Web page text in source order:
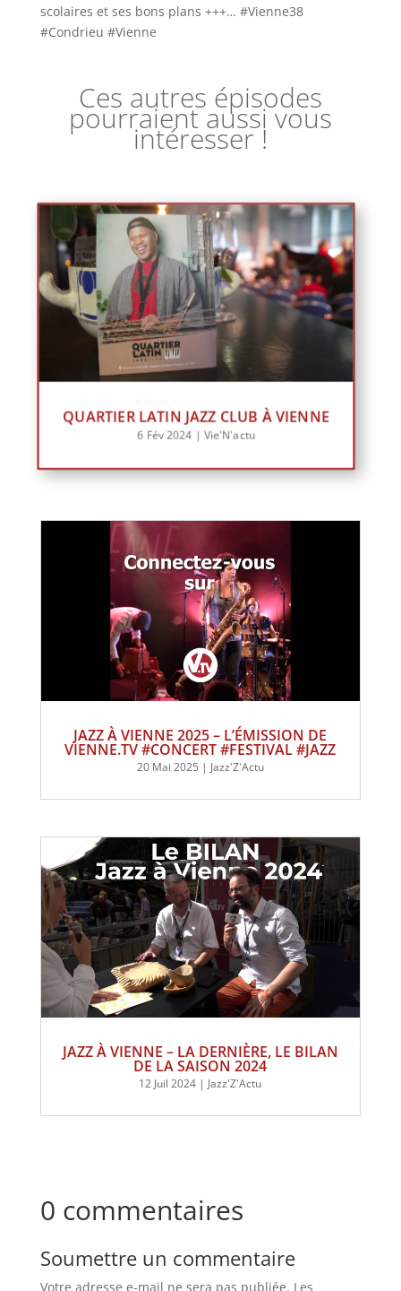
scolaires et ses bons plans +++… #Vienne38
#Condrieu #Vienne
Ces autres épisodes
pourraient aussi vous
intéresser !
QUARTIER LATIN JAZZ CLUB À VIENNE
6 Fév 2024 | Vie'N'actu
JAZZ À VIENNE 2025 – L’ÉMISSION DE
VIENNE.TV #CONCERT #FESTIVAL #JAZZ
20 Mai 2025 | Jazz'Z'Actu
JAZZ À VIENNE – LA DERNIÈRE, LE BILAN
DE LA SAISON 2024
12 Juil 2024 | Jazz'Z'Actu
0 commentaires
Soumettre un commentaire
Votre adresse e-mail ne sera pas publiée. Les